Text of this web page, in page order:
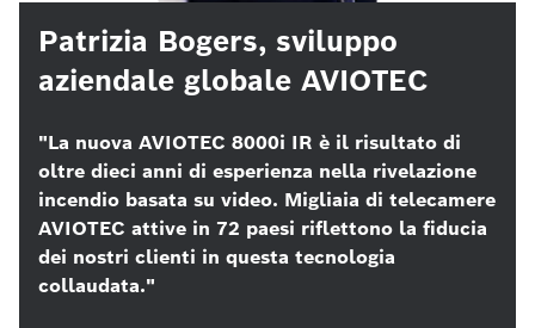
Patrizia Bogers, sviluppo
aziendale globale AVIOTEC
"La nuova AVIOTEC 8000i IR è il risultato di
oltre dieci anni di esperienza nella rivelazione
incendio basata su video. Migliaia di telecamere
AVIOTEC attive in 72 paesi riflettono la fiducia
dei nostri clienti in questa tecnologia
collaudata."